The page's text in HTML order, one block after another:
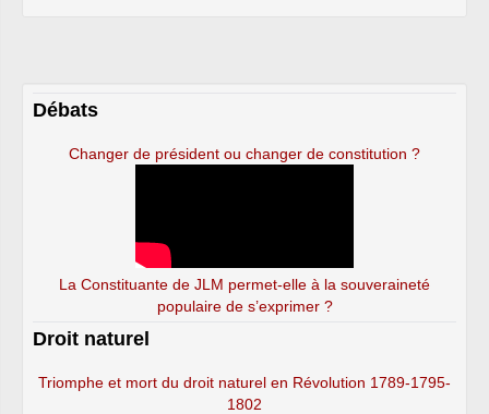
Débats
Changer de président ou changer de constitution ?
La Constituante de JLM permet-elle à la souveraineté
populaire de s’exprimer ?
Droit naturel
Triomphe et mort du droit naturel en Révolution 1789-1795-
1802